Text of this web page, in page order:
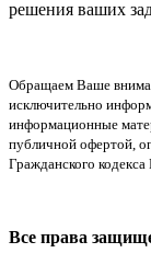
решения ваших
Обращаем Ваше
исключительно
информационные
публичной офертой,
Гражданского кодекса
Все права